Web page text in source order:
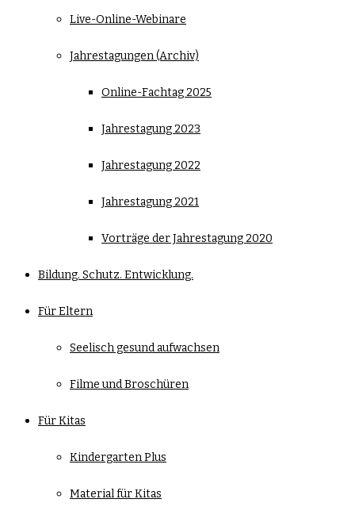
Live-Online-Webinare
Jahrestagungen (Archiv)
Online-Fachtag 2025
Jahrestagung 2023
Jahrestagung 2022
Jahrestagung 2021
Vorträge der Jahrestagung 2020
Bildung. Schutz. Entwicklung.
Für Eltern
Seelisch gesund aufwachsen
Filme und Broschüren
Für Kitas
Kindergarten Plus
Material für Kitas